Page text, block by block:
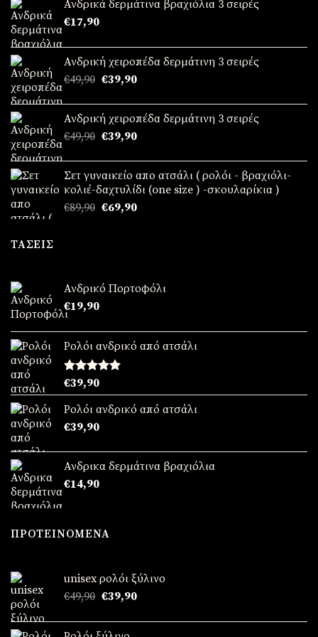
Ανδρικά δερμάτινα βραχιόλια 3 σειρές
€17,90
Ανδρική χειροπέδα δερμάτινη 3 σειρές
€49,90 Original
was:
€49,90.
€39,90Η
τιμή
είναι:
€39,90.
Ανδρική χειροπέδα δερμάτινη 3 σειρές
€49,90 Original
was:
€49,90.
€39,90Η
τιμή
είναι:
€39,90.
Σετ γυναικείο απο ατσάλι ( ρολόι - βραχιόλι-
κολιέ-δαχτυλίδι (one size ) -σκουλαρίκια )
€89,90 Original
€69,90Η
ΤΆΣΕΙΣ
Ανδρικό Πορτοφόλι
€19,90
Ρολόι ανδρικό από ατσάλι
Βαθμολογήθηκε
με5.00
από 5
€39,90
Ρολόι ανδρικό από ατσάλι
€39,90
Ανδρικα δερμάτινα βραχιόλια
€14,90
ΠΡΟΤΕΙΝΌΜΕΝΑ
unisex ρολόι ξύλινο
€49,90 Original
was:
€39,90Η
τιμή